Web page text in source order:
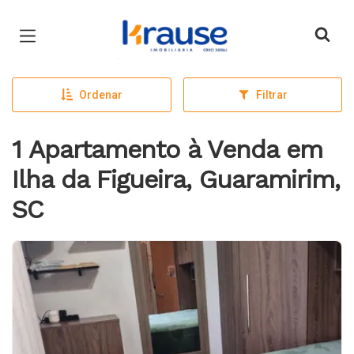
Página inicial
Ordenar Filtrar
1 Apartamento à Venda em
Ilha da Figueira, Guaramirim,
SC